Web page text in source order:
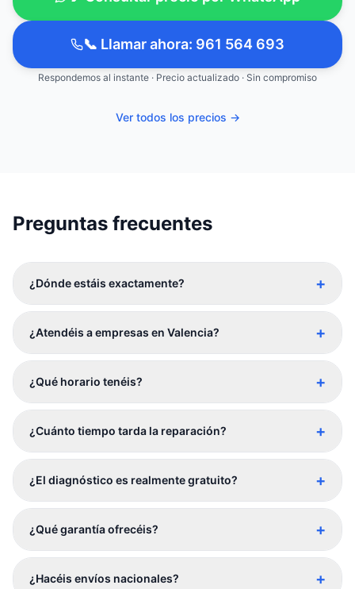
📞 Llamar ahora: 961 564 693
Respondemos al instante · Precio actualizado · Sin compromiso
Ver todos los precios →
Preguntas frecuentes
¿Dónde estáis exactamente? +
¿Atendéis a empresas en Valencia? +
¿Qué horario tenéis? +
¿Cuánto tiempo tarda la reparación? +
¿El diagnóstico es realmente gratuito? +
¿Qué garantía ofrecéis? +
¿Hacéis envíos nacionales? +